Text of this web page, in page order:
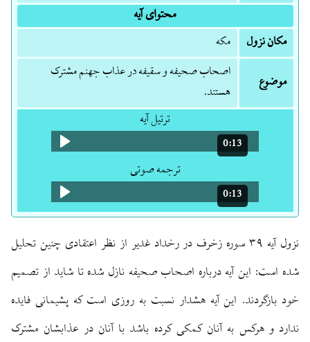
محتوای آیه
مکان نزول
مکه
موضوع
اصحاب صحیفه و سقیفه در عذاب جهنم مشترک
هستند.
ترتیل آیه
مدت: 13 ثانیه
0:13
ترجمه صوتی
مدت: 13 ثانیه
0:13
نزول آیه ۳۹ سوره زخرف در رخداد غدیر از نظر اعتقادی چنین تحلیل
شده است: این آیه درباره اصحاب صحیفه نازل شده تا شاید از تصمیم
خود بازگردند. این آیه هشدار نسبت به روزی است که پشیمانی فایده
ندارد و هرکس به آنان کمکی کرده باشد با آنان در عذابشان مشترک